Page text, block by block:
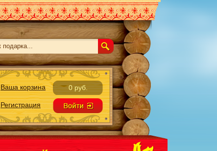
Ваша корзина 0 руб.
Регистрация